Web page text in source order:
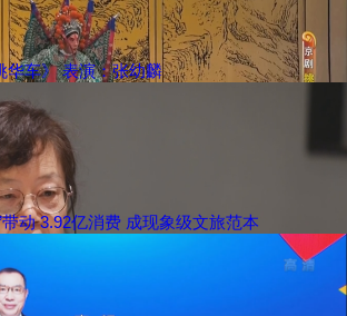
华车》 表演：张幼麟
带动 3.92亿消费 成现象级文旅范本